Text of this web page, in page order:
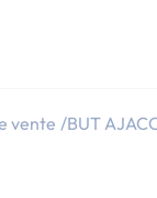
vente BUT